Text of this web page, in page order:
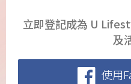
立即登記成為 U
及
使用